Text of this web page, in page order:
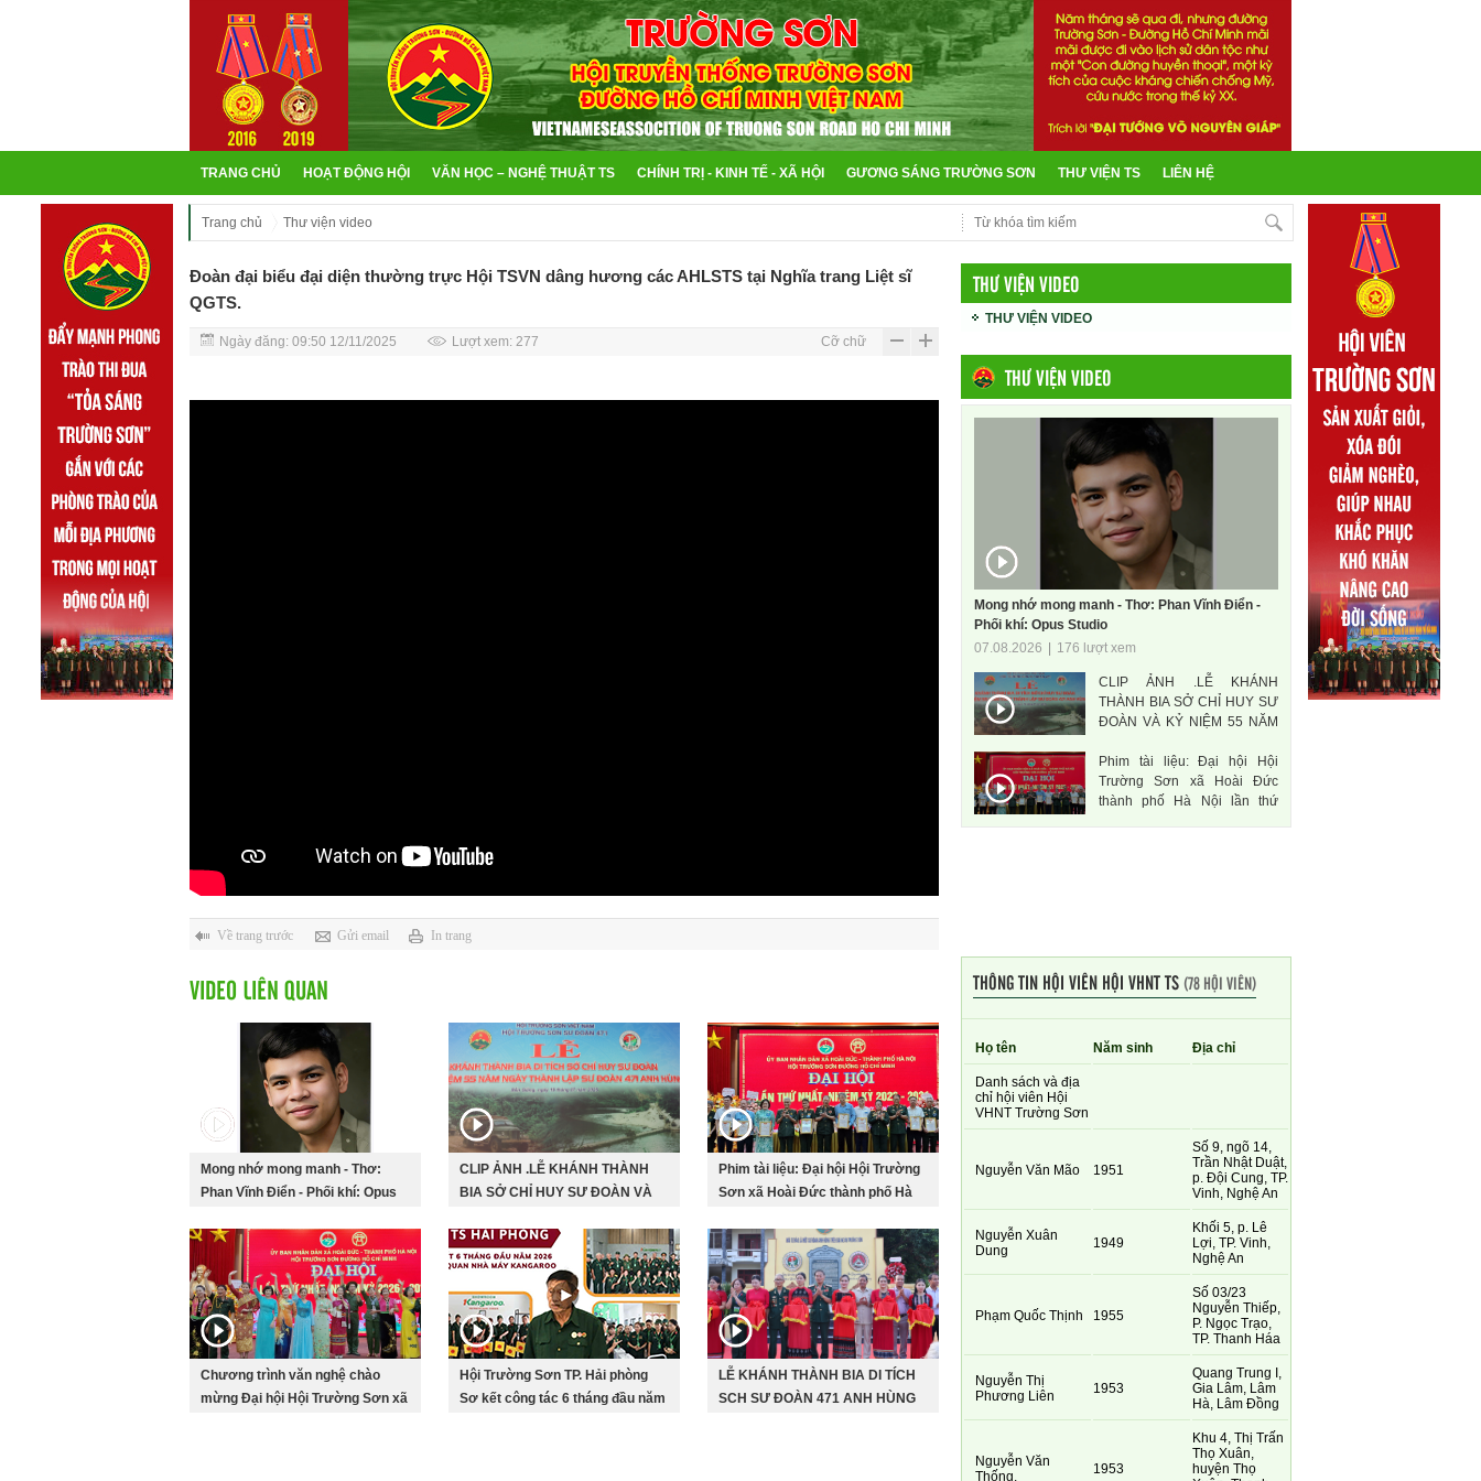
TRANG CHỦ HOẠT ĐỘNG HỘI VĂN HỌC – NGHỆ THUẬT TS CHÍNH TRỊ - KINH TẾ - XÃ HỘI GƯƠNG SÁNG TRƯỜNG SƠN THƯ VIỆN TS LIÊN HỆ
Trang chủ Thư viện video
Đoàn đại biểu đại diện thường trực Hội TSVN dâng hương các AHLSTS tại Nghĩa trang Liệt sĩ
QGTS.
Ngày đăng: 09:50 12/11/2025 Lượt xem: 277 Cỡ chữ
Về trang trước Gửi email In trang
VIDEO LIÊN QUAN
Mong nhớ mong manh - Thơ:
Phan Vĩnh Điển - Phối khí: Opus
CLIP ẢNH .LỄ KHÁNH THÀNH
BIA SỞ CHỈ HUY SƯ ĐOÀN VÀ
SƯ ĐOÀN 471 ANH HÙNG
Phim tài liệu: Đại hội Hội Trường
Sơn xã Hoài Đức thành phố Hà
2031
Chương trình văn nghệ chào
mừng Đại hội Hội Trường Sơn xã
Hội Trường Sơn TP. Hải phòng
Sơ kết công tác 6 tháng đầu năm
LỄ KHÁNH THÀNH BIA DI TÍCH
SCH SƯ ĐOÀN 471 ANH HÙNG
THƯ VIỆN VIDEO
THƯ VIỆN VIDEO
THƯ VIỆN VIDEO
Mong nhớ mong manh - Thơ: Phan Vĩnh Điển -
Phối khí: Opus Studio
07.08.2026
176 lượt xem
CLIP ẢNH .LỄ KHÁNH
THÀNH BIA SỞ CHỈ HUY SƯ
ĐOÀN VÀ KỶ NIỆM 55 NĂM
ANH HÙNG
Phim tài liệu: Đại hội Hội
Trường Sơn xã Hoài Đức
thành phố Hà Nội lần thứ
THÔNG TIN HỘI VIÊN HỘI VHNT TS(78 HỘI VIÊN)
Họ tên Năm sinh Địa chỉ
Danh sách và địa
chỉ hội viên Hội
VHNT Trường Sơn
Nguyễn Văn Mão 1951
Số 9, ngõ 14,
Trần Nhật Duật,
p. Đội Cung, TP.
Vinh, Nghệ An
Nguyễn Xuân
Dung
1949
Khối 5, p. Lê
Lợi, TP. Vinh,
Nghệ An
Phạm Quốc Thịnh 1955
Số 03/23
Nguyễn Thiếp,
P. Ngọc Trạo,
TP. Thanh Háa
Nguyễn Thị
Phương Liên
1953
Quang Trung I,
Gia Lâm, Lâm
Hà, Lâm Đồng
Nguyễn Văn
Thống.
1953
Khu 4, Thị Trấn
Thọ Xuân,
huyện Thọ